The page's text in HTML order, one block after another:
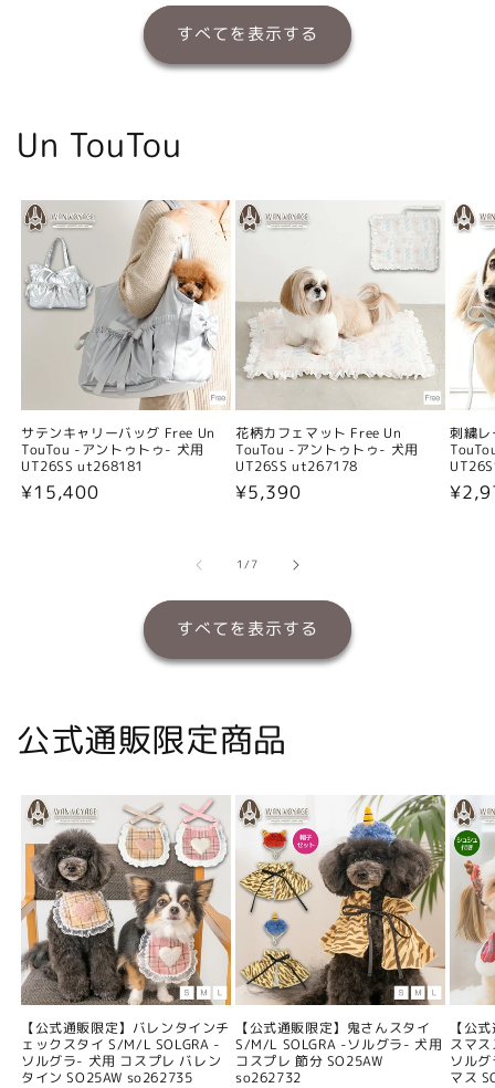
すべてを表示する
Un TouTou
サテンキャリーバッグ Free Un
TouTou -アントゥトゥ- 犬用
UT26SS ut268181
通
¥15,400
花柄カフェマット Free Un
TouTou -アントゥトゥ- 犬用
UT26SS ut267178
通
格
¥5,390
刺繍
通
1/の
7
すべてを表示する
公式通販限定商品
【公式通販限定】バレンタインチ
ェックスタイ S/M/L SOLGRA -
ソルグラ- 犬用 コスプレ バレン
タイン SO25AW so262735
【公式通販限定】鬼さんスタイ
S/M/L SOLGRA -ソルグラ- 犬用
コスプレ 節分 SO25AW
so262732
【公
スマ
ソル
マス